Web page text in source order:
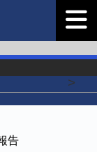
>
告